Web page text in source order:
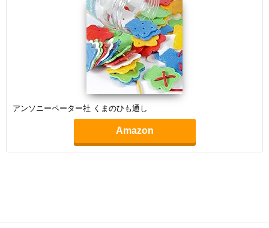
アンソニーペーター社 くまのひも通し
Amazon